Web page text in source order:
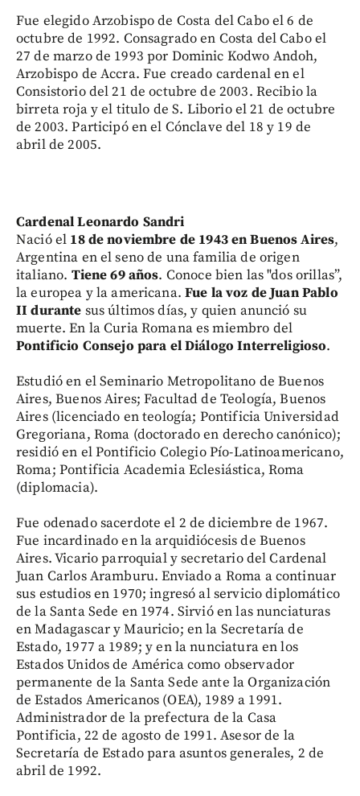
Fue elegido Arzobispo de Costa del Cabo el 6 de
octubre de 1992. Consagrado en Costa del Cabo el
27 de marzo de 1993 por Dominic Kodwo Andoh,
Arzobispo de Accra. Fue creado cardenal en el
Consistorio del 21 de octubre de 2003. Recibio la
birreta roja y el titulo de S. Liborio el 21 de octubre
de 2003. Participó en el Cónclave del 18 y 19 de
abril de 2005.
Cardenal Leonardo Sandri
Nació el 18 de noviembre de 1943 en Buenos Aires,
Argentina en el seno de una familia de origen
italiano. Tiene 69 años. Conoce bien las "dos orillas”,
la europea y la americana.Fue la voz de Juan Pablo
II durante sus últimos días, y quien anunció su
muerte. En la Curia Romana es miembro del
Pontificio Consejo para el Diálogo Interreligioso.
Estudió en el Seminario Metropolitano de Buenos
Aires, Buenos Aires; Facultad de Teología, Buenos
Aires (licenciado en teología; Pontificia Universidad
Gregoriana, Roma (doctorado en derecho canónico);
residió en el Pontificio Colegio Pío-Latinoamericano,
Roma; Pontificia Academia Eclesiástica, Roma
(diplomacia).
Fue odenado sacerdote el 2 de diciembre de 1967.
Fue incardinado en la arquidiócesis de Buenos
Aires. Vicario parroquial y secretario del Cardenal
Juan Carlos Aramburu. Enviado a Roma a continuar
sus estudios en 1970; ingresó al servicio diplomático
de la Santa Sede en 1974. Sirvió en las nunciaturas
en Madagascar y Mauricio; en la Secretaría de
Estado, 1977 a 1989; y en la nunciatura en los
Estados Unidos de América como observador
permanente de la Santa Sede ante la Organización
de Estados Americanos (OEA), 1989 a 1991.
Administrador de la prefectura de la Casa
Pontificia, 22 de agosto de 1991. Asesor de la
Secretaría de Estado para asuntos generales, 2 de
abril de 1992.